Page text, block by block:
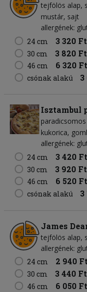
tejfölös alap
mustár sajt
allergének:
24 cm
3 320 Ft
30 cm 3 820 Ft
46 cm 6 320 Ft
csónak alakú 3
Isztambul
kukorica
allergének:
24 cm
3 420 Ft
30 cm 3 920 Ft
46 cm 6 520 Ft
csónak alakú 3
James
tejfölös alap
allergének:
24 cm
2 940 Ft
30 cm 3 440 Ft
46 cm 6 050 Ft